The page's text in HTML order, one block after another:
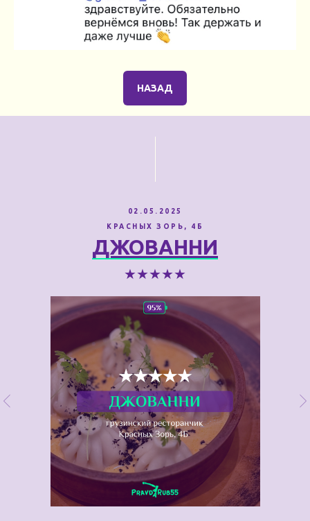
НАЗАД
02.05.2025
КРАСНЫХ ЗОРЬ, 4Б
ДЖОВАННИ
★★★★★